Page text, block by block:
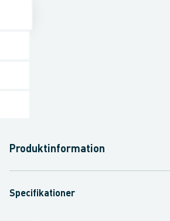
Produktinformation
Specifikationer